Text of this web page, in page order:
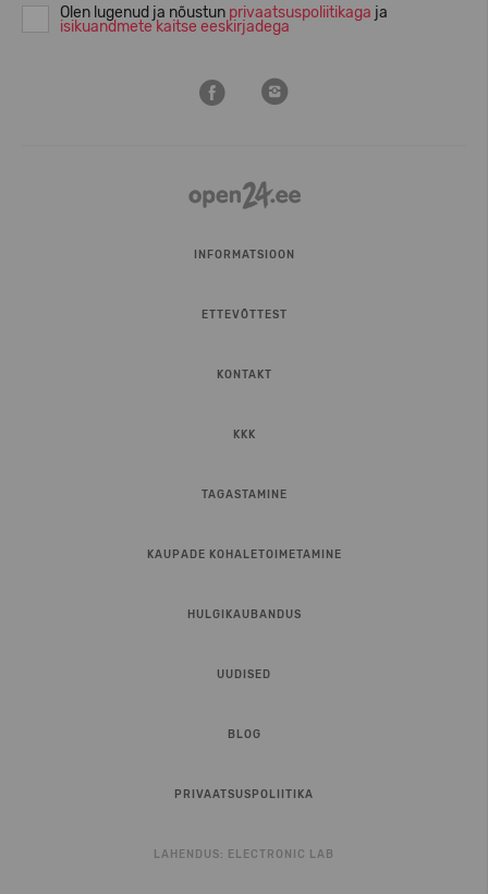
Olen lugenud ja nõustun privaatsuspoliitikaga ja
isikuandmete kaitse eeskirjadega
INFORMATSIOON
ETTEVÕTTEST
KONTAKT
KKK
TAGASTAMINE
KAUPADE KOHALETOIMETAMINE
HULGIKAUBANDUS
UUDISED
BLOG
PRIVAATSUSPOLIITIKA
LAHENDUS: ELECTRONIC LAB